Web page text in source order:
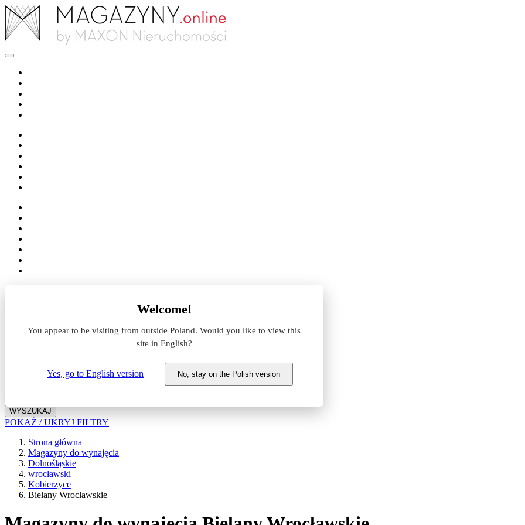
Welcome!
You appear to be visiting from outside Poland. Would you like to view this
site in English?
Yes, go to English version No, stay on the Polish version
Lokalizacja
Nazwa magazynu
WYSZUKAJ
POKAŻ / UKRYJ FILTRY
Strona główna
Magazyny do wynajęcia
Dolnośląskie
wrocławski
Kobierzyce
Bielany Wrocławskie